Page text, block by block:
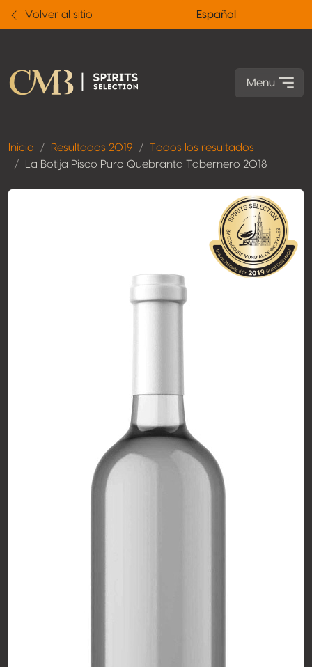
Volver al sitio Español
Menu
Inicio Resultados 2019
Todos los resultados
La Botija Pisco Puro Quebranta Tabernero 2018